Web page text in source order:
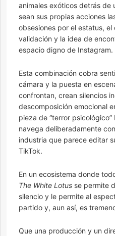
animales exóticos detrás de
sean sus propias acciones
obsesiones por el estatus,
validación y la idea de
espacio digno de Instagram.
Esta combinación cobra
cámara y la puesta en
confrontan, crean silencios
descomposición emocional
pieza de “terror
navega deliberadamente
industria que parece editar
TikTok.
En un ecosistema donde
The White Lotus se permite
silencio y le permite al
partido y, aun así, es
Que una producción y un